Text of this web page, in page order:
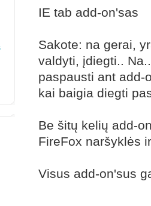
IE tab add-on'sas
Sakote: na gerai,
valdyti, įdiegti..
paspausti ant
kai baigia diegti
Be šitų kelių add-
FireFox naršyklės
Visus add-on'sus